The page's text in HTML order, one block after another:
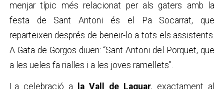
menjar típic més relacionat per als gaters amb la
festa de Sant Antoni és el Pa Socarrat, que
reparteixen després de beneir-lo a tots els assistents.
A Gata de Gorgos diuen: “Sant Antoni del Porquet, que
a les ueles fa rialles i a les joves ramellets”.
La celebració a la Vall de Laguar, exactament al